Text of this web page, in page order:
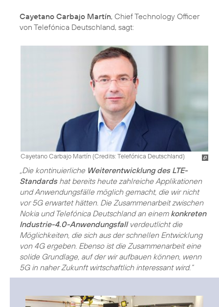
Cayetano Carbajo Martín, Chief Technology Officer
von Telefónica Deutschland, sagt:
Cayetano Carbajo Martín (Credits: Telefónica Deutschland)
„Die kontinuierliche Weiterentwicklung des LTE-
Standardshat bereits heute zahlreiche Applikationen
und Anwendungsfälle möglich gemacht, die wir nicht
vor 5G erwartet hätten. Die Zusammenarbeit zwischen
Nokia und Telefónica Deutschland an einem konkreten
Industrie-4.0-Anwendungsfallverdeutlicht die
Möglichkeiten, die sich aus der schnellen Entwicklung
von 4G ergeben. Ebenso ist die Zusammenarbeit eine
solide Grundlage, auf der wir aufbauen können, wenn
5G in naher Zukunft wirtschaftlich interessant wird.“